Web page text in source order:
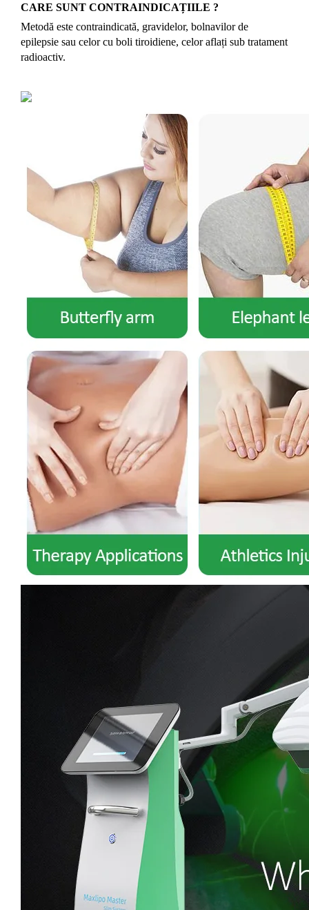
CARE SUNT CONTRAINDICAȚIILE ?
Metodă este contraindicată, gravidelor, bolnavilor de
epilepsie sau celor cu boli tiroidiene, celor aflați sub tratament
radioactiv.